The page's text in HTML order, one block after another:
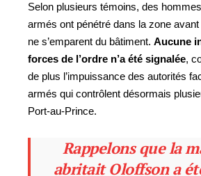
Selon plusieurs témoins, des
armés ont pénétré dans la zone
ne s’emparent du bâtiment. Aucune
forces de l’ordre n’a été signalée,
de plus l’impuissance des autorités
armés qui contrôlent désormais
Port-au-Prince.
Rappelons que la
abritait Oloffson a